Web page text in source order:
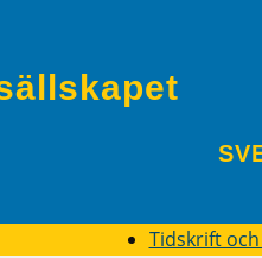
Tidskrift